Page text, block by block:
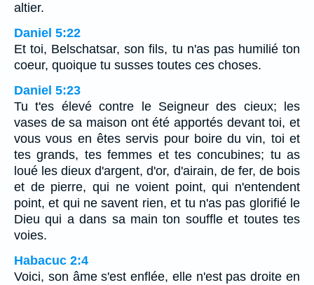
altier.
Daniel 5:22
Et toi, Belschatsar, son fils, tu n'as pas humilié ton
coeur, quoique tu susses toutes ces choses.
Daniel 5:23
Tu t'es élevé contre le Seigneur des cieux; les
vases de sa maison ont été apportés devant toi, et
vous vous en êtes servis pour boire du vin, toi et
tes grands, tes femmes et tes concubines; tu as
loué les dieux d'argent, d'or, d'airain, de fer, de bois
et de pierre, qui ne voient point, qui n'entendent
point, et qui ne savent rien, et tu n'as pas glorifié le
Dieu qui a dans sa main ton souffle et toutes tes
voies.
Habacuc 2:4
Voici, son âme s'est enflée, elle n'est pas droite en